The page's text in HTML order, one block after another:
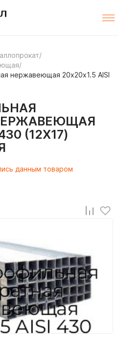
/
/
нержавеющая 20х20х1.5 AISI
(12Х17)
данным товаром